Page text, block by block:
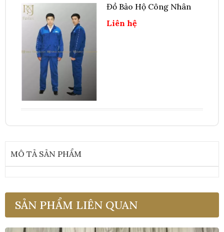
Đồ Bảo Hộ Công Nhân
Liên hệ
MÔ TẢ SẢN PHẨM
SẢN PHẨM LIÊN QUAN